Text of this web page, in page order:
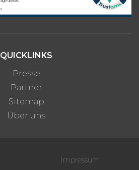
QUICKLINKS
Presse
Partner
Sitemap
Über uns
Impressum